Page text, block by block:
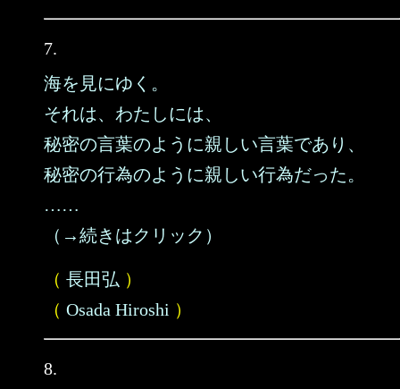
7.
海を見にゆく。
それは、わたしには、
秘密の言葉のように親しい言葉であり、
秘密の行為のように親しい行為だった。
……
（→続きはクリック）
（ 長田弘 ）
（ Osada Hiroshi ）
8.